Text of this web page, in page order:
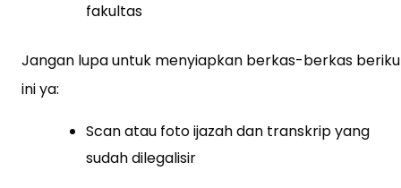
fakultas
Jangan lupa untuk menyiapkan berkas-berkas
ini ya:
Scan atau foto ijazah dan transkrip yang
sudah dilegalisir